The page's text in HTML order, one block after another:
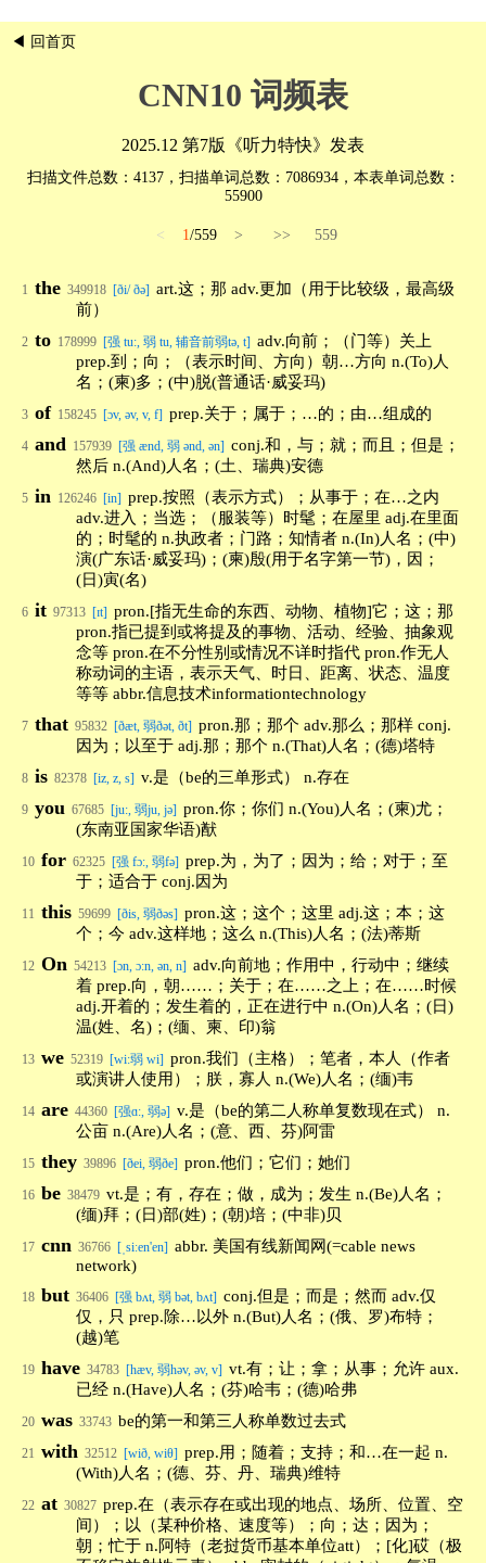
◀ 回首页
CNN10 词频表
2025.12 第7版 《听力特快》 发表
扫描文件总数：4137，扫描单词总数：7086934，本表单词总数：
55900
< 1/559 > >> 559
1 the 349918 [ði/ ðə] art.这；那 adv.更加（用于比较级，最高级
前）
2 to 178999 [强 tu:, 弱 tu, 辅音前弱tə, t] adv.向前；（门等）关上
prep.到；向；（表示时间、方向）朝…方向 n.(To)人
名；(柬)多；(中)脱(普通话·威妥玛)
3 of 158245 [ɔv, əv, v, f] prep.关于；属于；…的；由…组成的
4 and 157939 [强 ænd, 弱 ənd, ən] conj.和，与；就；而且；但是；
然后 n.(And)人名；(土、瑞典)安德
5 in 126246 [in] prep.按照（表示方式）；从事于；在…之内
adv.进入；当选；（服装等）时髦；在屋里 adj.在里面
的；时髦的 n.执政者；门路；知情者 n.(In)人名；(中)
演(广东话·威妥玛)；(柬)殷(用于名字第一节)，因；
(日)寅(名)
6 it 97313 [ɪt] pron.[指无生命的东西、动物、植物]它；这；那
pron.指已提到或将提及的事物、活动、经验、抽象观
念等 pron.在不分性别或情况不详时指代 pron.作无人
称动词的主语，表示天气、时日、距离、状态、温度
等等 abbr.信息技术informationtechnology
7 that 95832 [ðæt, 弱ðət, ðt] pron.那；那个 adv.那么；那样 conj.
因为；以至于 adj.那；那个 n.(That)人名；(德)塔特
8 is 82378 [iz, z, s] v.是（be的三单形式） n.存在
9 you 67685 [ju:, 弱ju, jə] pron.你；你们 n.(You)人名；(柬)尤；
(东南亚国家华语)猷
10 for 62325 [强 fɔ:, 弱fə] prep.为，为了；因为；给；对于；至
于；适合于 conj.因为
11 this 59699 [ðis, 弱ðəs] pron.这；这个；这里 adj.这；本；这
个；今 adv.这样地；这么 n.(This)人名；(法)蒂斯
12 On 54213 [ɔn, ɔ:n, ən, n] adv.向前地；作用中，行动中；继续
着 prep.向，朝……；关于；在……之上；在……时候
adj.开着的；发生着的，正在进行中 n.(On)人名；(日)
温(姓、名)；(缅、柬、印)翁
13 we 52319 [wi:弱 wi] pron.我们（主格）；笔者，本人（作者
或演讲人使用）；朕，寡人 n.(We)人名；(缅)韦
14 are 44360 [强ɑ:, 弱ə] v.是（be的第二人称单复数现在式） n.
公亩 n.(Are)人名；(意、西、芬)阿雷
15 they 39896 [ðei, 弱ðe] pron.他们；它们；她们
16 be 38479 vt.是；有，存在；做，成为；发生 n.(Be)人名；
(缅)拜；(日)部(姓)；(朝)培；(中非)贝
17 cnn 36766 [ˌsiːen'en] abbr. 美国有线新闻网(=cable news
network)
18 but 36406 [强 bʌt, 弱 bət, bʌt] conj.但是；而是；然而 adv.仅
仅，只 prep.除…以外 n.(But)人名；(俄、罗)布特；
(越)笔
19 have 34783 [hæv, 弱həv, əv, v] vt.有；让；拿；从事；允许 aux.
已经 n.(Have)人名；(芬)哈韦；(德)哈弗
20 was 33743 be的第一和第三人称单数过去式
21 with 32512 [wið, wiθ] prep.用；随着；支持；和…在一起 n.
(With)人名；(德、芬、丹、瑞典)维特
22 at 30827 prep.在（表示存在或出现的地点、场所、位置、空
间）；以（某种价格、速度等）；向；达；因为；
朝；忙于 n.阿特（老挝货币基本单位att）；[化]砹（极